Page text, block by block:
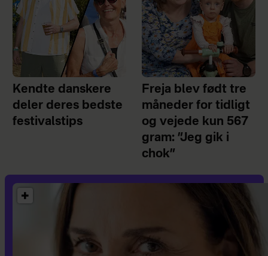
Kendte danskere
deler deres bedste
festivalstips
Freja blev født tre
måneder for tidligt
og vejede kun 567
gram: ”Jeg gik i
chok”